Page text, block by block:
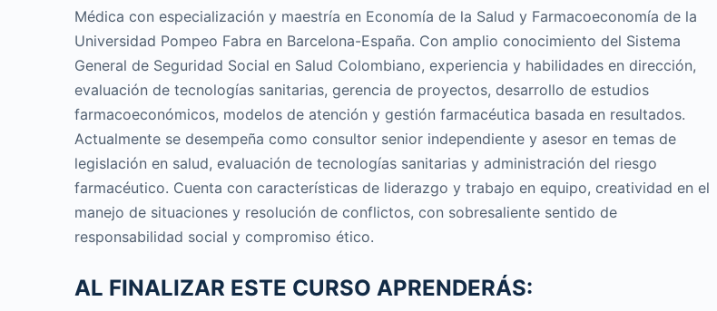
Médica con especialización y maestría en Economía de la Salud y Farmacoeconomía de la
Universidad Pompeo Fabra en Barcelona-España. Con amplio conocimiento del Sistema
General de Seguridad Social en Salud Colombiano, experiencia y habilidades en dirección,
evaluación de tecnologías sanitarias, gerencia de proyectos, desarrollo de estudios
farmacoeconómicos, modelos de atención y gestión farmacéutica basada en resultados.
Actualmente se desempeña como consultor senior independiente y asesor en temas de
legislación en salud, evaluación de tecnologías sanitarias y administración del riesgo
farmacéutico. Cuenta con características de liderazgo y trabajo en equipo, creatividad en el
manejo de situaciones y resolución de conflictos, con sobresaliente sentido de
responsabilidad social y compromiso ético.
AL FINALIZAR ESTE CURSO APRENDERÁS: